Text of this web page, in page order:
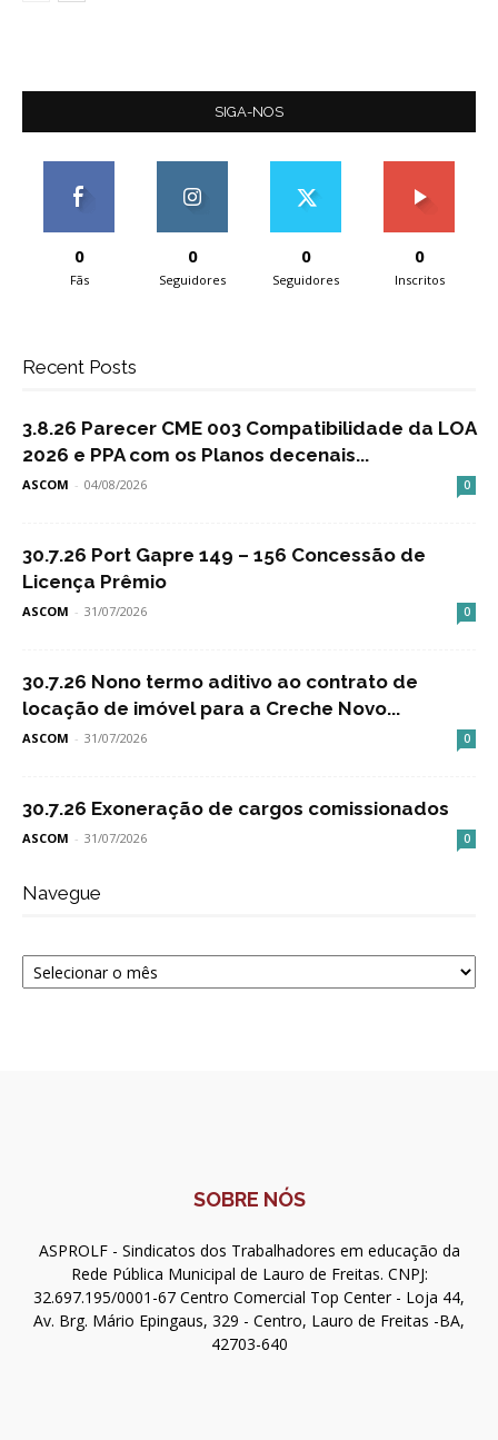
SIGA-NOS
0
Fãs
0
Seguidores
0
Seguidores
0
Inscritos
Recent Posts
3.8.26 Parecer CME 003 Compatibilidade da LOA
2026 e PPA com os Planos decenais...
ASCOM - 04/08/2026 0
30.7.26 Port Gapre 149 – 156 Concessão de
Licença Prêmio
ASCOM - 31/07/2026 0
30.7.26 Nono termo aditivo ao contrato de
locação de imóvel para a Creche Novo...
ASCOM - 31/07/2026 0
30.7.26 Exoneração de cargos comissionados
ASCOM - 31/07/2026 0
Navegue
Navegue
SOBRE NÓS
ASPROLF - Sindicatos dos Trabalhadores em educação da
Rede Pública Municipal de Lauro de Freitas. CNPJ:
32.697.195/0001-67 Centro Comercial Top Center - Loja 44,
Av. Brg. Mário Epingaus, 329 - Centro, Lauro de Freitas -BA,
42703-640